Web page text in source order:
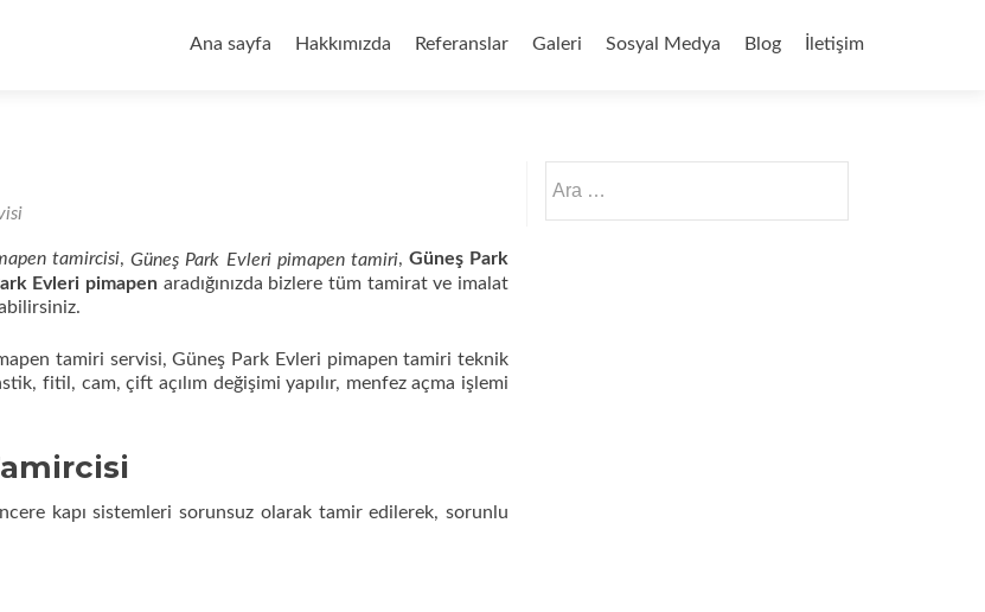
geç
Ana sayfa Hakkımızda Referanslar Galeri Sosyal Medya Blog İletişim
tamircisi,Güneş Park Evleri pimapen tamiri, Güneş Park
Evleri pimapenaradığınızda bizlere tüm tamirat ve imalat
tamiri servisi, Güneş Park Evleri pimapen tamiri teknik
fitil, cam, çift açılım değişimi yapılır, menfez açma işlemi
kapı sistemleri sorunsuz olarak tamir edilerek, sorunlu